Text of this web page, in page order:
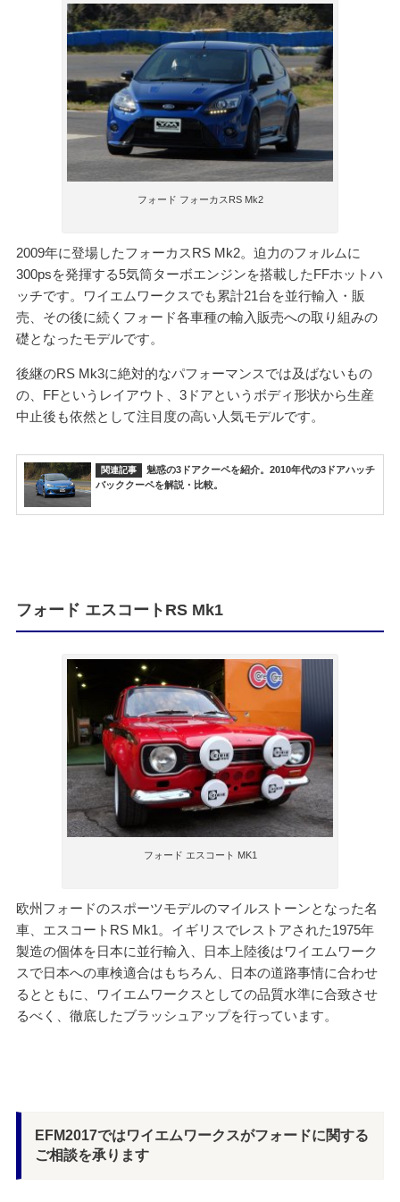
フォード フォーカスRS Mk2
2009年に登場したフォーカスRS Mk2。迫力のフォルムに
300psを発揮する5気筒ターボエンジンを搭載したFFホットハ
ッチです。ワイエムワークスでも累計21台を並行輸入・販
売、その後に続くフォード各車種の輸入販売への取り組みの
礎となったモデルです。
後継のRS Mk3に絶対的なパフォーマンスでは及ばないもの
の、FFというレイアウト、3ドアというボディ形状から生産
中止後も依然として注目度の高い人気モデルです。
魅惑の3ドアクーペを紹介。2010年代の3ドアハッチ
バッククーペを解説・比較。
フォード エスコートRS Mk1
フォード エスコート MK1
欧州フォードのスポーツモデルのマイルストーンとなった名
車、エスコートRS Mk1。イギリスでレストアされた1975年
製造の個体を日本に並行輸入、日本上陸後はワイエムワーク
スで日本への車検適合はもちろん、日本の道路事情に合わせ
るとともに、ワイエムワークスとしての品質水準に合致させ
るべく、徹底したブラッシュアップを行っています。
EFM2017ではワイエムワークスがフォードに関する
ご相談を承ります